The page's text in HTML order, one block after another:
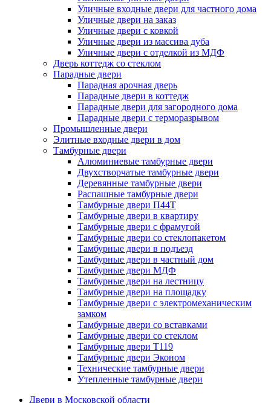
Уличные входные двери для частного дома
Уличные двери на заказ
Уличные двери с ковкой
Уличные двери из массива дуба
Уличные двери с отделкой из МДФ
Дверь коттедж со стеклом
Парадные двери
Парадная арочная дверь
Парадные двери в коттедж
Парадные двери для загородного дома
Парадные двери с терморазрывом
Промышленные двери
Элитные входные двери в дом
Тамбурные двери
Алюминиевые тамбурные двери
Двухстворчатые тамбурные двери
Деревянные тамбурные двери
Распашные тамбурные двери
Тамбурные двери П44Т
Тамбурные двери в квартиру
Тамбурные двери с фрамугой
Тамбурные двери со стеклопакетом
Тамбурные двери в подъезд
Тамбурные двери в частный дом
Тамбурные двери МДФ
Тамбурные двери на лестницу
Тамбурные двери на площадку
Тамбурные двери с электромеханическим
замком
Тамбурные двери со вставками
Тамбурные двери со стеклом
Тамбурные двери Т119
Тамбурные двери Эконом
Технические тамбурные двери
Утепленные тамбурные двери
Двери в Московской области